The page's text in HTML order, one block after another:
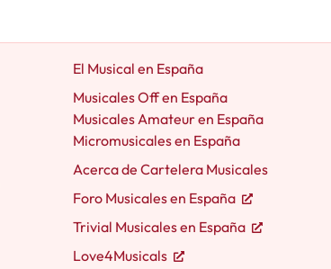
El Musical en España
Musicales Off en España
Musicales Amateur en España
Micromusicales en España
Acerca de Cartelera Musicales
Foro Musicales en España
Trivial Musicales en España
Love4Musicals